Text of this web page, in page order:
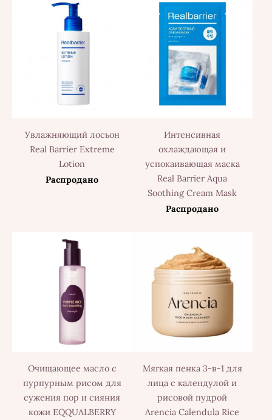
Увлажняющий лосьон
Real Barrier Extreme
Lotion
Распродано
Интенсивная
охлаждающая и
успокаивающая маска
Real Barrier Aqua
Soothing Cream Mask
Распродано
Очищающее масло с
пурпурным рисом для
сужения пор и сияния
кожи EQQUALBERRY
Мягкая пенка 3-в-1 для
лица с календулой и
рисовой пудрой
Arencia Calendula Rice